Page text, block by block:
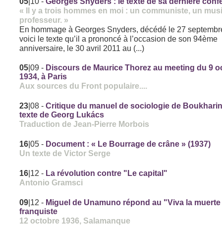
« Il y a trois hommes en moi : un communiste, un
professeur. »
En hommage à Georges Snyders, décédé le 27
voici le texte qu’il a prononcé à l’occasion de son 94ème
anniversaire, le 30 avril 2011 au (...)
05 |09 - Discours de Maurice Thorez au meeting du 9
1934, à Paris
Aux sources du Front populaire....
23 |08 -Critique du manuel de sociologie de
texte de Georg Lukács
Traduction de Jean-Pierre Morbois
16 |05 - Document : « Le Bourrage de crâne » (1937)
Un texte de Victor Serge
16 |12 - La révolution contre "Le capital"
Antonio Gramsci
09 |12 - Miguel de Unamuno répond au "Viva la
franquiste
12 octobre 1936, Salamanque